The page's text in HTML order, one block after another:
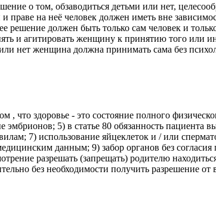
о том, обзаводиться детьми или нет,
на неё человек должен иметь вне
должен быть только сам человек и
и агитировать женщину к принятию того или
нет женщина должна принимать сама без
, что здоровье - это состояние полного
5) в статье 80 обязанность пациента
7) использование яйцеклеток и / или
данным; 9) забор органов без согласия
разрешать (запрещать) родителю
без необходимости получить разрешение от